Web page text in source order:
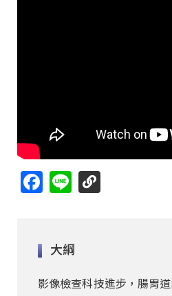
Facebook
Line
大綱
影像檢查科技進步，腸胃